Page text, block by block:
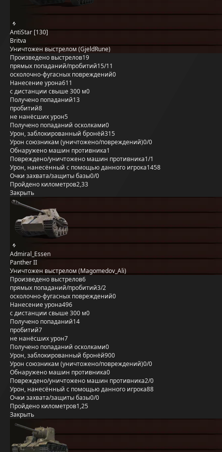
AntiStar [130]
Britva
Уничтожен выстрелом (GjeldRune)
Произведено выстрелов19
прямых попаданий/пробитий15/11
осколочно-фугасных повреждений0
Нанесение урона611
с дистанции свыше 300 м0
Получено попаданий13
пробитий8
не нанёсших урон5
Получено попаданий осколками0
Урон, заблокированный бронёй315
Урон союзникам (уничтожено/повреждений)0/0
Обнаружено машин противника1
Повреждено/уничтожено машин противника1/1
Урон, нанесённый с помощью данного игрока1458
Очки захвата/защиты базы0/0
Пройдено километров2,33
Закрыть
Admiral_Essen
Panther II
Уничтожен выстрелом (Magomedov_Ali)
Произведено выстрелов6
прямых попаданий/пробитий3/2
осколочно-фугасных повреждений0
Нанесение урона496
с дистанции свыше 300 м0
Получено попаданий14
пробитий7
не нанёсших урон7
Получено попаданий осколками0
Урон, заблокированный бронёй900
Урон союзникам (уничтожено/повреждений)0/0
Обнаружено машин противника0
Повреждено/уничтожено машин противника2/0
Урон, нанесённый с помощью данного игрока88
Очки захвата/защиты базы0/0
Пройдено километров1,25
Закрыть